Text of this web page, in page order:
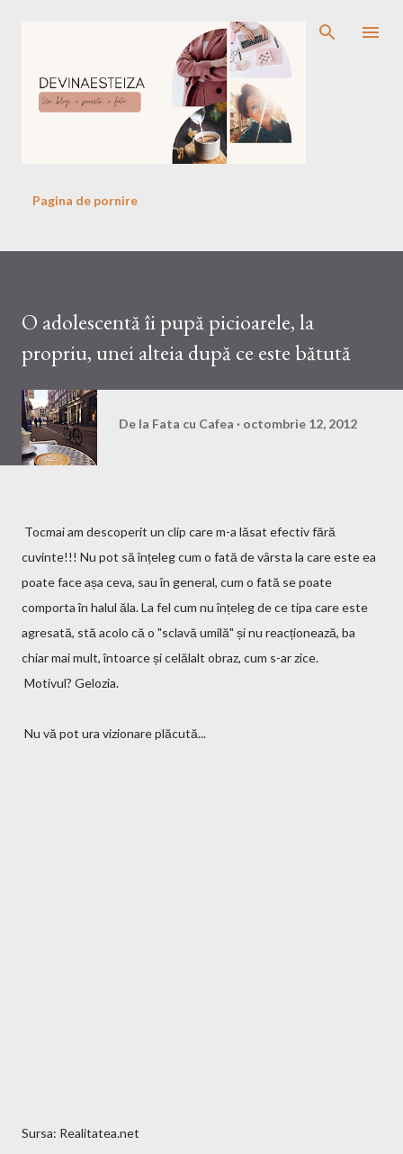
Treceți la conținutul principal
Pagina de pornire
O adolescentă îi pupă picioarele, la
propriu, unei alteia după ce este bătută
De la Fata cu Cafea octombrie 12, 2012
Tocmai am descoperit un clip care m-a lăsat efectiv fără
cuvinte!!! Nu pot să înțeleg cum o fată de vârsta la care este ea
poate face așa ceva, sau în general, cum o fată se poate
comporta în halul ăla. La fel cum nu înțeleg de ce tipa care este
agresată, stă acolo că o "sclavă umilă" și nu reacționează, ba
chiar mai mult, întoarce și celălalt obraz, cum s-ar zice.
Motivul? Gelozia.
Nu vă pot ura vizionare plăcută...
Sursa: Realitatea.net